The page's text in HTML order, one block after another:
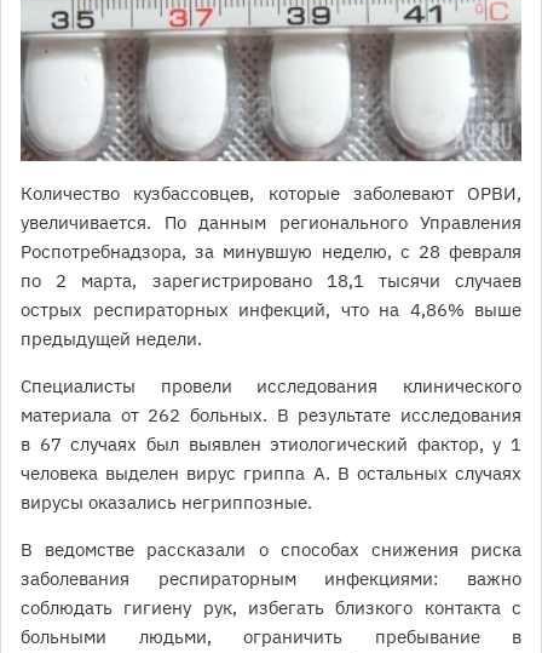
Количество кузбассовцев, которые заболевают ОРВИ,
увеличивается. По данным регионального Управления
Роспотребнадзора, за минувшую неделю, с 28 февраля
по 2 марта, зарегистрировано 18,1 тысячи случаев
острых респираторных инфекций, что на 4,86% выше
предыдущей недели.
Специалисты провели исследования клинического
материала от 262 больных. В результате исследования
в 67 случаях был выявлен этиологический фактор, у 1
человека выделен вирус гриппа А. В остальных случаях
вирусы оказались негриппозные.
В ведомстве рассказали о способах снижения риска
заболевания респираторным инфекциями: важно
соблюдать гигиену рук, избегать близкого контакта с
больными людьми, ограничить пребывание в